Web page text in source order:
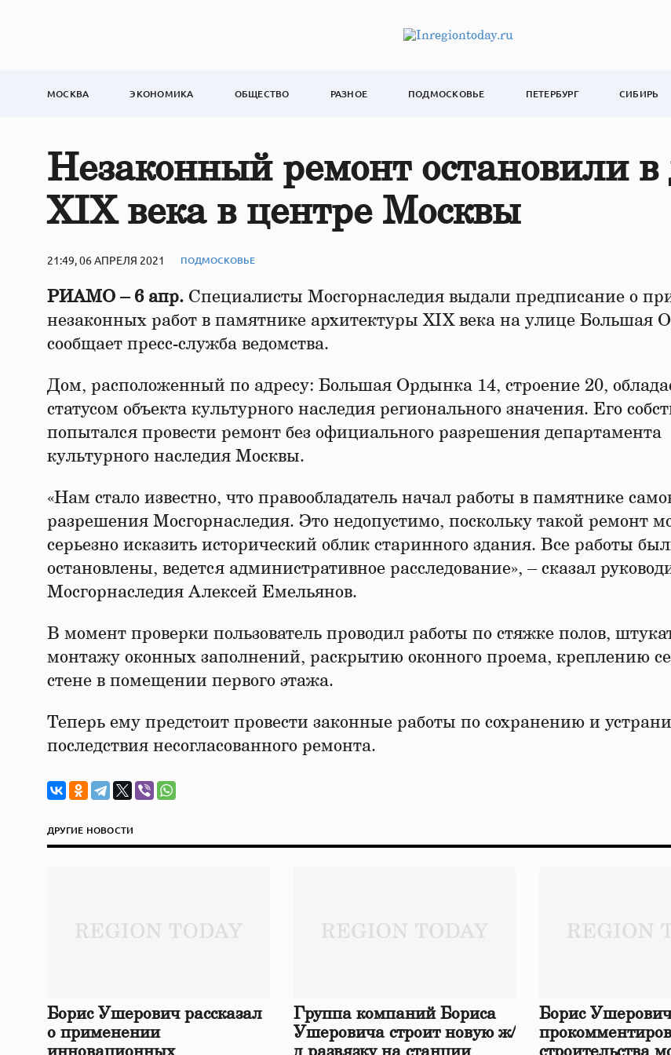
МОСКВА ЭКОНОМИКА ОБЩЕСТВО РАЗНОЕ ПОДМОСКОВЬЕ ПЕТЕРБУРГ СИБИРЬ
Незаконный ремонт остановили в
XIX века в центре Москвы
21:49, 06 АПРЕЛЯ 2021 ПОДМОСКОВЬЕ
РИАМО – 6 апр. Специалисты Мосгорнаследия выдали предписание о
незаконных работ в памятнике архитектуры XIX века на улице Большая
сообщает пресс-служба ведомства.
Дом, расположенный по адресу: Большая Ордынка 14, строение 20,
статусом объекта культурного наследия регионального значения. Его
попытался провести ремонт без официального разрешения департамента
культурного наследия Москвы.
«Нам стало известно, что правообладатель начал работы в памятнике
разрешения Мосгорнаследия. Это недопустимо, поскольку такой ремонт
серьезно исказить исторический облик старинного здания. Все работы
остановлены, ведется административное расследование», – сказал
Мосгорнаследия Алексей Емельянов.
В момент проверки пользователь проводил работы по стяжке полов,
монтажу оконных заполнений, раскрытию оконного проема, креплению
стене в помещении первого этажа.
Теперь ему предстоит провести законные работы по сохранению и
последствия несогласованного ремонта.
ДРУГИЕ НОВОСТИ
Борис Ушерович рассказал
о применении
инновационных
Группа компаний Бориса
Ушеровича строит новую ж/
д развязку на станции
Борис Ушерович
строительства